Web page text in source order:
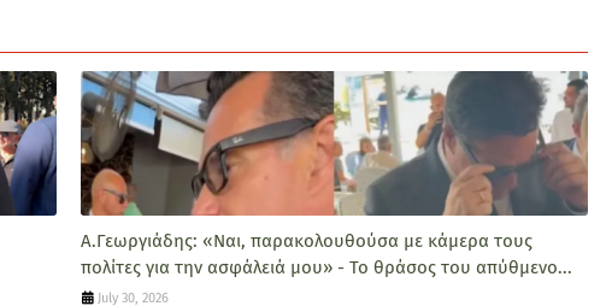
Α.Γεωργιάδης: «Ναι, παρακολουθούσα με κάμερα τους
πολίτες για την ασφάλειά μου» - Το θράσος του απύθμενο...
July 30, 2026